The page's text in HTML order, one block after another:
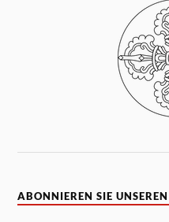
ABONNIEREN SIE